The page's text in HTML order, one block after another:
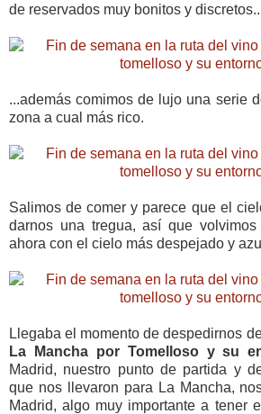
de reservados muy bonitos y
...además comimos de lujo una serie
zona a cual más rico.
Salimos de comer y parece que el
darnos una tregua, así que
ahora con el cielo más despejado y
Llegaba el momento de despedirnos
La Mancha por Tomelloso y su
Madrid, nuestro punto de partida y
que nos llevaron para La Mancha,
Madrid, algo muy importante a tener